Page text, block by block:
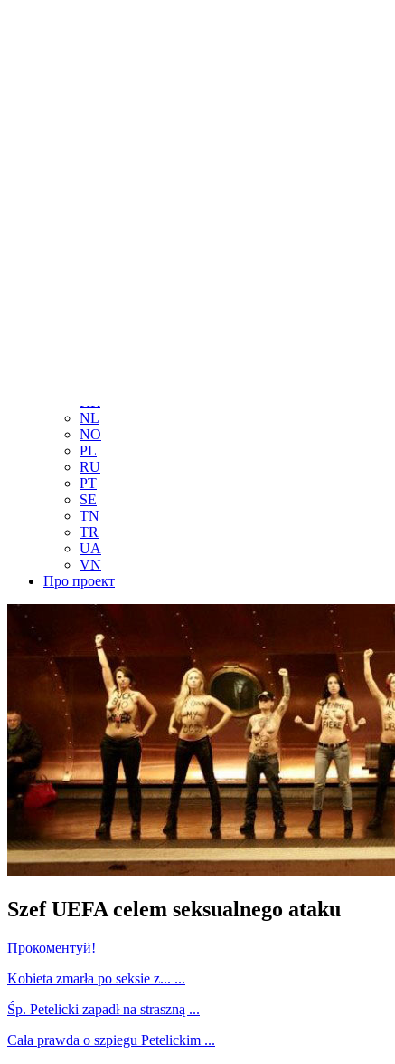
KR
NL
NO
PL
RU
PT
SE
TN
TR
UA
VN
Про проект
Szef UEFA celem seksualnego ataku
Прокоментуй!
Kobieta zmarła po seksie z... ...
Śp. Petelicki zapadł na straszną ...
Cała prawda o szpiegu Petelickim ...